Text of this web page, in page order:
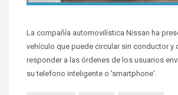
La compañía automovilística Nissan ha
vehículo que puede circular sin conductor y
responder a las órdenes de los usuarios
su telefono inteligente o 'smartphone'.